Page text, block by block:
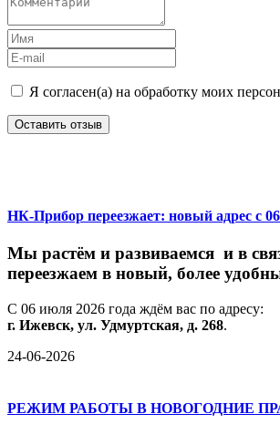
Я согласен(а) на обработку моих
Оставить отзыв
НК-Прибор переезжает: новый адрес с
Мы растём и развиваемся и в
переезжаем в новый, более
С 06 июля 2026 года ждём вас по адресу:
г. Ижевск, ул. Удмуртская, д. 268.
24-06-2026
РЕЖИМ РАБОТЫ В НОВОГОДНИЕ